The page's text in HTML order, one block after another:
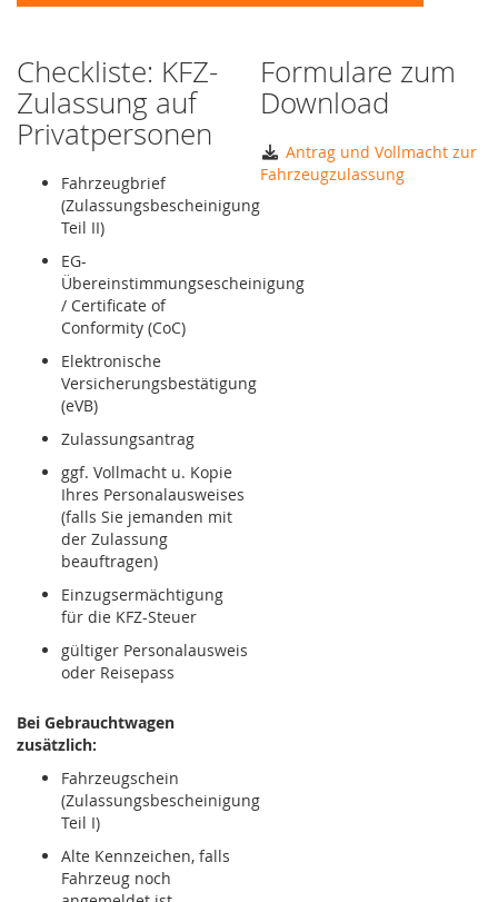
Checkliste: KFZ-
Zulassung auf
Privatpersonen
Fahrzeugbrief
(Zulassungsbescheinigung
Teil II)
EG-
Übereinstimmungsescheinigung
/ Certificate of
Conformity (CoC)
Elektronische
Versicherungsbestätigung
(eVB)
Zulassungsantrag
ggf. Vollmacht u. Kopie
Ihres Personalausweises
(falls Sie jemanden mit
der Zulassung
beauftragen)
Einzugsermächtigung
für die KFZ-Steuer
gültiger Personalausweis
oder Reisepass
Bei Gebrauchtwagen
zusätzlich:
Fahrzeugschein
(Zulassungsbescheinigung
Teil I)
Alte Kennzeichen, falls
Fahrzeug noch
Formulare zum
Download
Antrag und Vollmacht zur
Fahrzeugzulassung